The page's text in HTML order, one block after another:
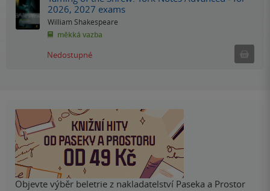
2026, 2027 exams
William Shakespeare
měkká vazba
Nedostupné
Objevte výběr beletrie z nakladatelství Paseka a Prostor